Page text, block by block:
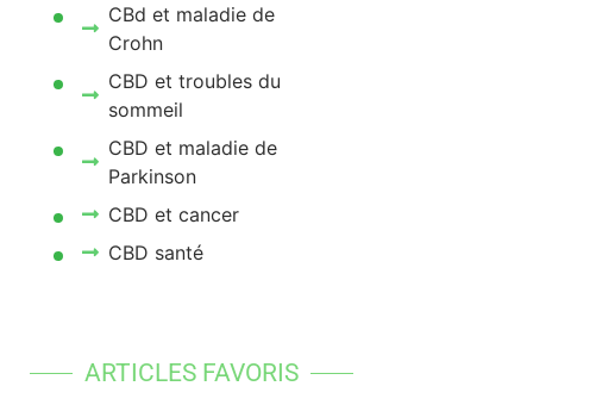
CBd et maladie de
Crohn
CBD et troubles du
sommeil
CBD et maladie de
Parkinson
CBD et cancer
CBD santé
ARTICLES FAVORIS